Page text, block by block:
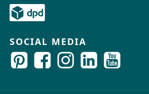
SOCIAL MEDIA